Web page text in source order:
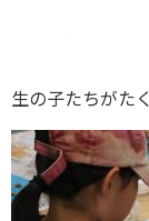
生の子たちがた